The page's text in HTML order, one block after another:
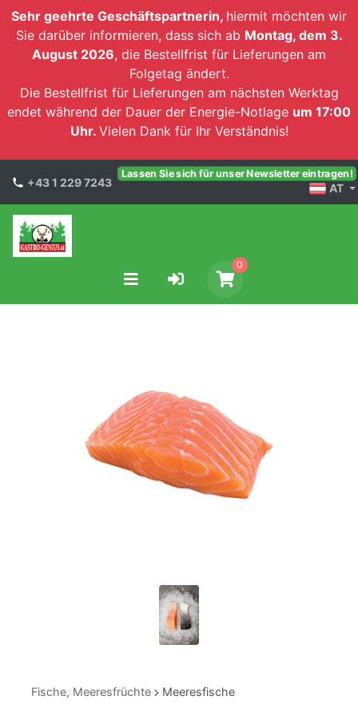
Sehr geehrte Geschäftspartnerin, hiermit möchten wir
Sie darüber informieren, dass sich ab Montag, dem 3.
August 2026, die Bestellfrist für Lieferungen am
Folgetag ändert.
Die Bestellfrist für Lieferungen am nächsten Werktag
endet während der Dauer der Energie-Notlage um 17:00
Uhr. Vielen Dank für Ihr Verständnis!
+43 1 229 7243
Lassen Sie sich für unser Newsletter eintragen!
AT
0
Fische, Meeresfrüchte Meeresfische